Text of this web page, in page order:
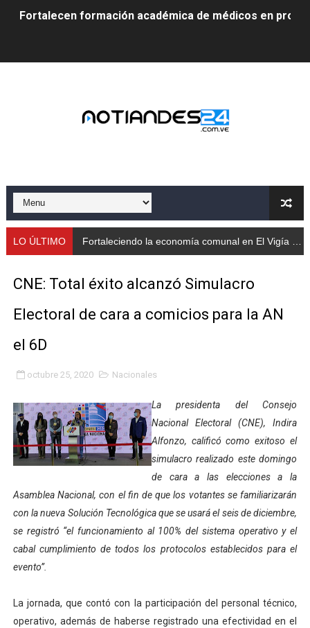
Fortalecen formación académica de médicos en
Fundecem inició con éxito el taller vacacional de
Iniciación al yoga reúne a diversos clubes deportivos
Mincomunas impulsa el autogobierno en Mérida con
Inicia el Plan Cultura Vacacional 2026 en el estado
Recreación y formación fortalecen la integración
Club "Rápidos de Zea" brilló en el Primer Festival de
84 estudiantes celebraron su graduación en el
Cmdnna lleva esperanza y atención a casas de abrigo
Comunas de Obispo Ramos de Lora avanzan hacia el
Plan Vacacional Venezuela Renace 2026 arrancó con
LO ÚLTIMO Fortaleciendo la economía comunal en El Vigía con microcréditos a emprendedores y productores
CNE: Total éxito alcanzó Simulacro
Electoral de cara a comicios para la AN
el 6D
octubre 25, 2020 Nacionales
La presidenta del Consejo
Nacional Electoral (CNE), Indira
Alfonzo, calificó como exitoso el
simulacro realizado este domingo
de cara a las elecciones a la
Asamblea Nacional, con el fin de que los votantes se familiarizarán
con la nueva Solución Tecnológica que se usará el seis de diciembre,
se registró “el funcionamiento al 100% del sistema operativo y el
cabal cumplimiento de todos los protocolos establecidos para el
evento”.
La jornada, que contó con la participación del personal técnico,
operativo, además de haberse registrado una efectividad en el